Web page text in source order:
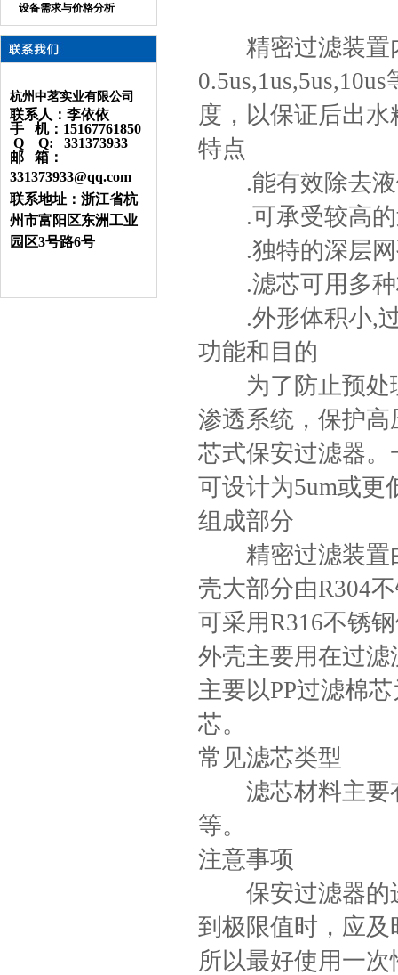
设备需求与价格分析
杭州中茗实业有限公司
联系人：李依依
手 机：15167761850
Q Q: 331373933
邮 箱：
331373933@qq.com
联系地址：浙江省杭
州市富阳区东洲工业
园区3号路6号
精密过滤装置
度，以保证后出
特点
.能有效除去液
.可承受较高的
.独特的深层网
.滤芯可用多种
.外形体积小,过
功能和目的
为了防止预处理
渗透系统，保护
芯式保安过滤器
可设计为5um或更
组成部分
精密过滤装置由
壳大部分由R304
可采用R316不锈
外壳主要用在过
主要以PP过滤棉
芯。
常见滤芯类型
滤芯材料主要
等。
注意事项
保安过滤器的进
到极限值时，应
所以最好使用一次